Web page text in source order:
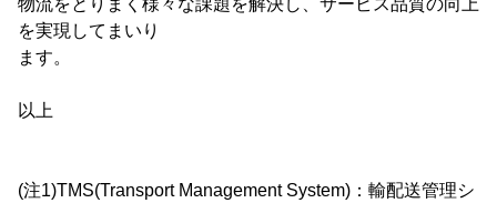
物流をとりまく様々な課題を解決し、サービス品質の向上
を実現してまいり
ます。
以上
(注1)TMS(Transport Management System)：輸配送管理シ